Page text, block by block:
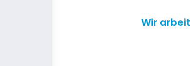
Wir